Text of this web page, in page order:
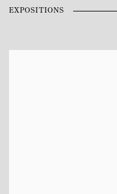
EXPOSITIONS